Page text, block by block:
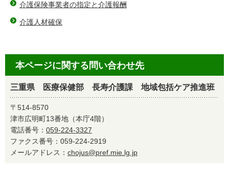
介護保険事業者の指定と介護報酬
介護人材確保
本ページに関する問い合わせ先
三重県 医療保健部 長寿介護課 地域包括ケア推進班
〒514-8570
津市広明町13番地（本庁4階）
電話番号： 059-224-3327
ファクス番号：059-224-2919
メールアドレス： chojus@pref.mie.lg.jp